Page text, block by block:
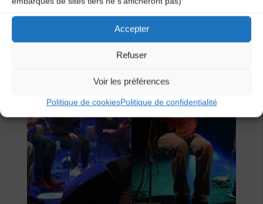
Accepter
Refuser
Voir les préférences
Politique de cookiesPolitique de confidentialité